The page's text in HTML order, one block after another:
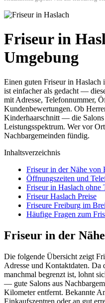
Friseur in
Umgebung
Einen guten Friseur in
ist einfacher als gedacht —
mit Adresse, Telefonnummer,
Kundenbewertungen. Ob
Kinderhaarschnitt — die
Leistungsspektrum. Wer vor
Nachbargemeinden fündig.
Inhaltsverzeichnis
Friseur in der Nähe von
Öffnungszeiten und
Friseur in Haslach ohne
Friseur Haslach Preise
Friseure Freiburg im
Häufige Fragen zum
Friseur in der
Die folgende Übersicht zeigt
Adresse und Kontaktdaten.
manchmal begrenzt ist, lohnt
— gute Salons aus
Kilometer entfernt. Bekannte
Einkaufszentren oder an gut